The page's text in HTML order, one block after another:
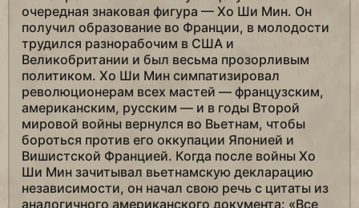
очередная знаковая фигура — Хо Ши Мин. Он
получил образование во Франции, в молодости
трудился разнорабочим в США и
Великобритании и был весьма прозорливым
политиком. Хо Ши Мин симпатизировал
революционерам всех мастей — французским,
американским, русским — и в годы Второй
мировой войны вернулся во Вьетнам, чтобы
бороться против его оккупации Японией и
Вишистской Францией. Когда после войны Хо
Ши Мин зачитывал вьетнамскую декларацию
независимости, он начал свою речь с цитаты из
аналогичного американского документа: «Все